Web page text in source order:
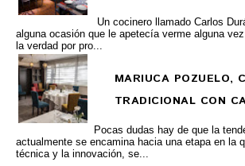
Un cocinero llamado Carlos
alguna ocasión que le apetecía verme alguna
la verdad por pro...
MARIUCA POZUELO,
TRADICIONAL CON
Pocas dudas hay de que la
actualmente se encamina hacia una etapa en la
técnica y la innovación, se...